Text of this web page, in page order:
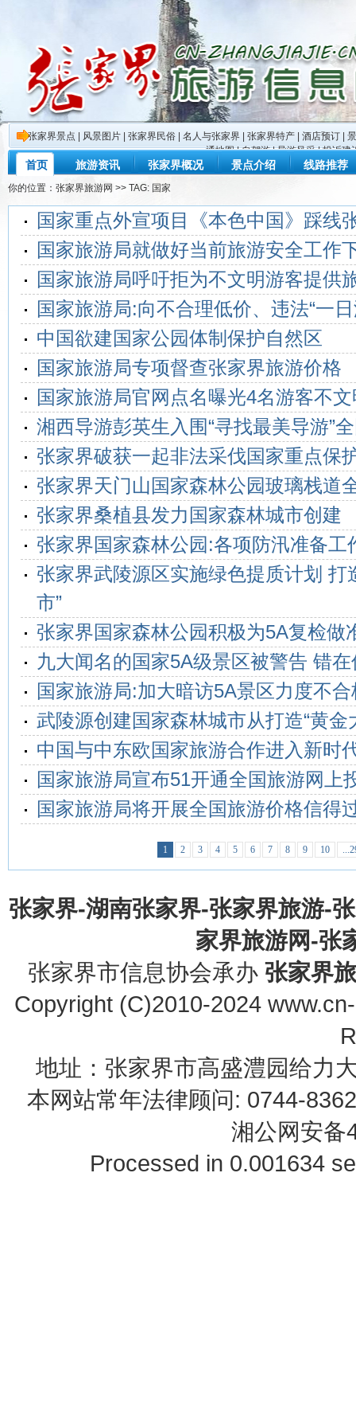
张家界景点 风景图片 张家界民俗 名人与张家界 张家界特产 酒店预订
通地图|自驾游|导游风采|投诉建
首页 旅游资讯 张家界概况 景点介绍 线路推荐
你的位置： 张家界旅游网 >> TAG: 国家
国家重点外宣项目《本色中国》踩线
国家旅游局就做好当前旅游安全工作
国家旅游局呼吁拒为不文明游客提供
国家旅游局:向不合理低价、违法“一
中国欲建国家公园体制保护自然区
国家旅游局专项督查张家界旅游价格
国家旅游局官网点名曝光4名游客不
湘西导游彭英生入围“寻找最美导游”
张家界破获一起非法采伐国家重点保
张家界天门山国家森林公园玻璃栈道
张家界桑植县发力国家森林城市创建
张家界国家森林公园:各项防汛准备工
张家界武陵源区实施绿色提质计划 打
市”
张家界国家森林公园积极为5A复检做
九大闻名的国家5A级景区被警告 错
国家旅游局:加大暗访5A景区力度不
武陵源创建国家森林城市从打造“黄金
中国与中东欧国家旅游合作进入新时
国家旅游局宣布51开通全国旅游网上
国家旅游局将开展全国旅游价格信得
1 2 3 4 5 6 7 8 9 10
张家界-湖南张家界-张家界旅游-
家界旅游网-张
张家界市信息协会承办 张家界
Copyright (C)2010-2024
地址：张家界市高盛澧园给力
本网站常年法律顾问: 0744-
湘公网安备
Processed in 0.001634